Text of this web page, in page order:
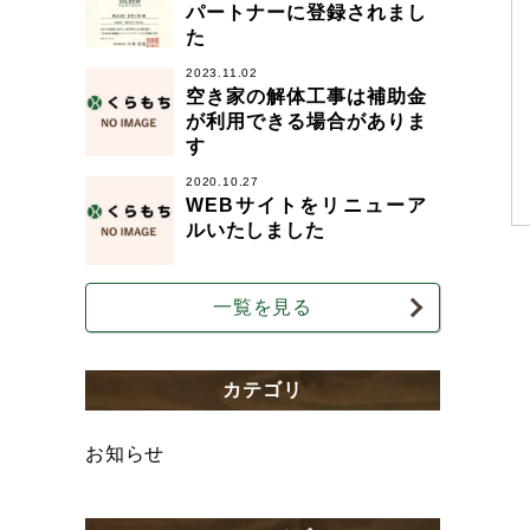
パートナーに登録されまし
た
2023.11.02
空き家の解体工事は補助金
が利用できる場合がありま
す
2020.10.27
WEBサイトをリニューア
ルいたしました
一覧を見る
カテゴリ
お知らせ